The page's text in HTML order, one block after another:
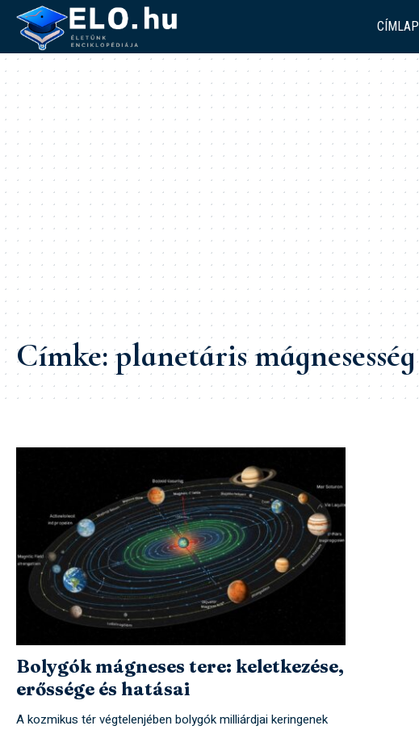
CÍMLAP
Címke:planetáris mágnesesség
Bolygók mágneses tere: keletkezése,
erőssége és hatásai
A kozmikus tér végtelenjében bolygók milliárdjai keringenek